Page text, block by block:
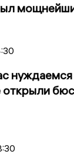
нуждаемся
открыли